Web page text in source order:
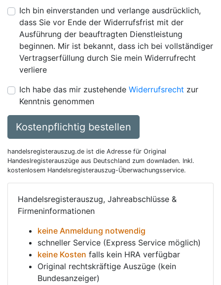
Ich bin einverstanden und verlange ausdrücklich,
dass Sie vor Ende der Widerrufsfrist mit der
Ausführung der beauftragten Dienstleistung
beginnen. Mir ist bekannt, dass ich bei vollständiger
Vertragserfüllung durch Sie mein Widerrufrecht
verliere
Ich habe das mir zustehende Widerrufsrecht zur
Kenntnis genommen
Kostenpflichtig bestellen
handelsregisterauszug.de ist die Adresse für Original
Handeslregisterauszüge aus Deutschland zum downladen. Inkl.
kostenlosem Handelsregisterauszug-Überwachungsservice.
Handelsregisterauszug, Jahreabschlüsse &
Firmeninformationen
keine Anmeldung notwendig
schneller Service (Express Service möglich)
keine Kosten falls kein HRA verfügbar
Original rechtskräftige Auszüge (kein
Bundesanzeiger)